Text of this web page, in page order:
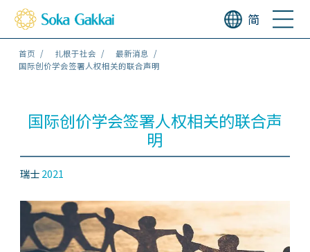
简
首页 扎根于社会
最新消息
国际创价学会签署人权相关的联合声明
国际创价学会签署人权相关的联合声
明
瑞士2021